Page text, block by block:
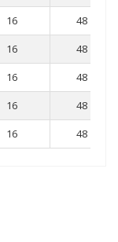
16
48
16
48
16
48
16
48
16 48